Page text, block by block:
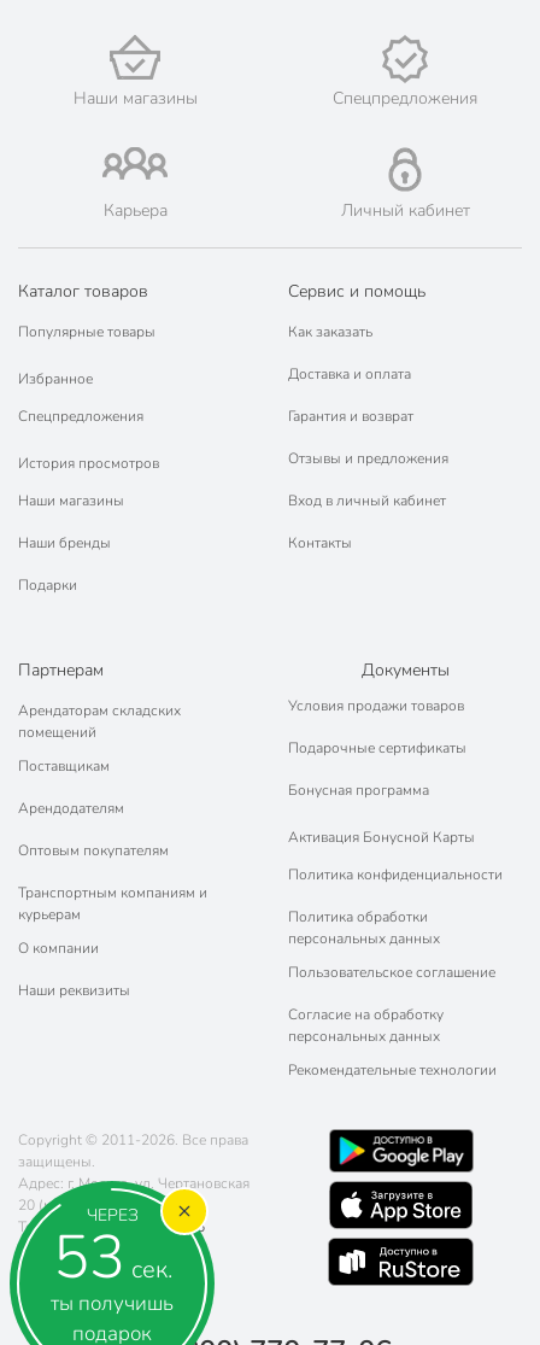
ЧЕРЕЗ
52 сек.
ты получишь
подарок
Габариты упаковки
15 x 140 x 15 см
Наши магазины Спецпредложения
Карьера Личный кабинет
Каталог товаров
Популярные товары
Избранное
Спецпредложения
История просмотров
Наши магазины
Наши бренды
Подарки
Сервис и помощь
Как заказать
Доставка и оплата
Гарантия и возврат
Отзывы и предложения
Вход в личный кабинет
Контакты
Партнерам
Арендаторам складских
помещений
Поставщикам
Арендодателям
Оптовым покупателям
Транспортным компаниям и
курьерам
О компании
Наши реквизиты
Документы
Условия продажи товаров
Подарочные сертификаты
Бонусная программа
Активация Бонусной Карты
Политика конфиденциальности
Политика обработки
персональных данных
Пользовательское соглашение
Согласие на обработку
персональных данных
Рекомендательные технологии
Copyright © 2011-2026. Все права
защищены.
Адрес: г. Москва, ул. Чертановская
20 (метро Южная)
Телефон:
8 (800) 770-77-06
Почта:sales@poryadok.ru